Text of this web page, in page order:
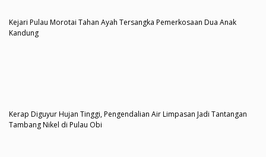
Kejari Pulau Morotai Tahan Ayah Tersangka Pemerkosaan Dua Anak
Kandung
Kerap Diguyur Hujan Tinggi, Pengendalian Air Limpasan Jadi Tantangan
Tambang Nikel di Pulau Obi